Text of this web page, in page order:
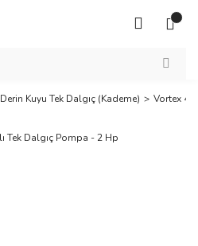
Derin Kuyu Tek Dalgıç (Kademe) Vortex 4''